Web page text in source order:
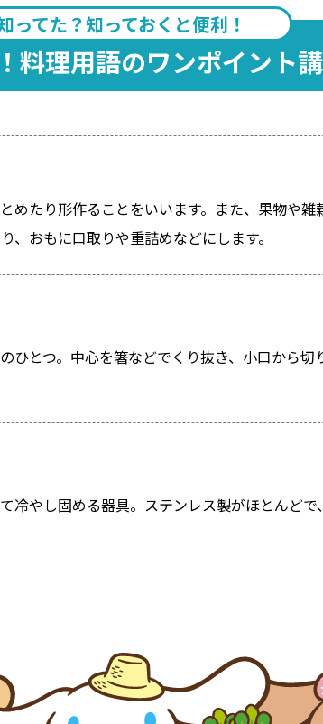
ってた？知っておくと便利！
料理用語のワンポイント
めたり形作ることをいいます。また、果物や
おもに口取りや重詰めなどにします。
ひとつ。中心を箸などでくり抜き、小口から
冷やし固める器具。ステンレス製がほとんど